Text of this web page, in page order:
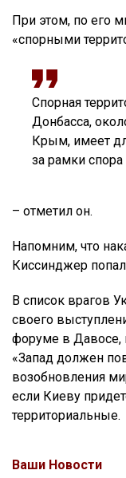
При этом, по его
«спорными
Спорная
Донбасса,
Крым, имеет
за рамки
– отметил он.
Напомним, что
Киссинджер
В список врагов
своего
форуме в Давосе,
«Запад должен
возобновления
если Киеву
территориальные.
Ваши Новости